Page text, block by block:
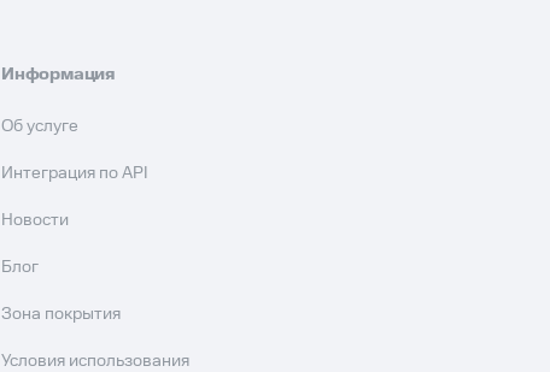
Информация
Об услуге
Интеграция по API
Новости
Блог
Зона покрытия
Условия использования